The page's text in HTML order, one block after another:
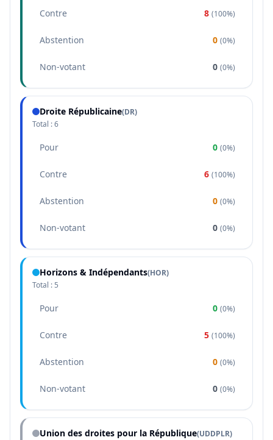
Contre 8 (100%)
Abstention 0 (0%)
Non-votant 0 (0%)
Droite Républicaine(DR)
Total :6
Pour 0 (0%)
Contre 6 (100%)
Abstention 0 (0%)
Non-votant 0 (0%)
Horizons & Indépendants(HOR)
Total : 5
Pour 0 (0%)
Contre 5 (100%)
Abstention 0 (0%)
Non-votant 0 (0%)
Union des droites pour la République(UDDPLR)